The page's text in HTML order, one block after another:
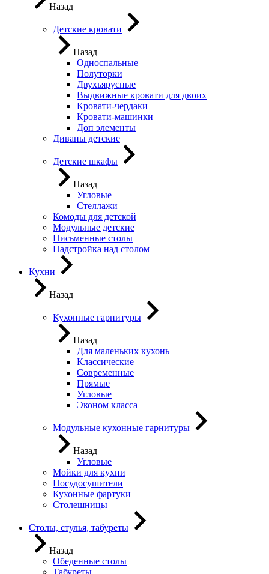
Назад
Детские кровати
Назад
Односпальные
Полуторки
Двухъярусные
Выдвижные кровати для двоих
Кровати-чердаки
Кровати-машинки
Доп элементы
Диваны детские
Детские шкафы
Назад
Угловые
Стеллажи
Комоды для детской
Модульные детские
Письменные столы
Надстройка над столом
Кухни
Назад
Кухонные гарнитуры
Назад
Для маленьких кухонь
Классические
Современные
Прямые
Угловые
Эконом класса
Модульные кухонные гарнитуры
Назад
Угловые
Мойки для кухни
Посудосушители
Кухонные фартуки
Столешницы
Столы, стулья, табуреты
Назад
Обеденные столы
Табуреты